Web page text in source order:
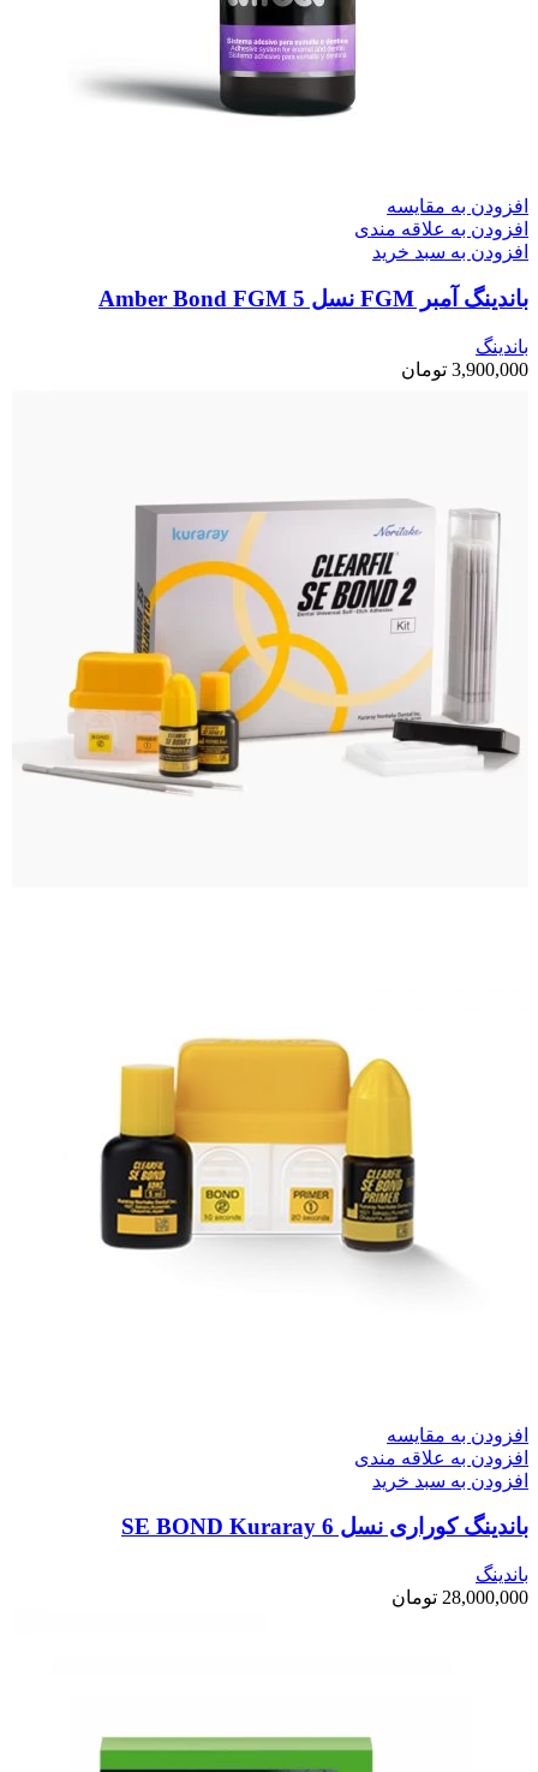
افزودن به مقایسه
افزودن به علاقه مندی
افزودن به سبد خرید
باندینگ آمبر FGM نسل 5 Amber Bond FGM
باندینگ
3,900,000 تومان
افزودن به مقایسه
افزودن به علاقه مندی
افزودن به سبد خرید
باندینگ کوراری نسل 6 SE BOND Kuraray
باندینگ
28,000,000 تومان